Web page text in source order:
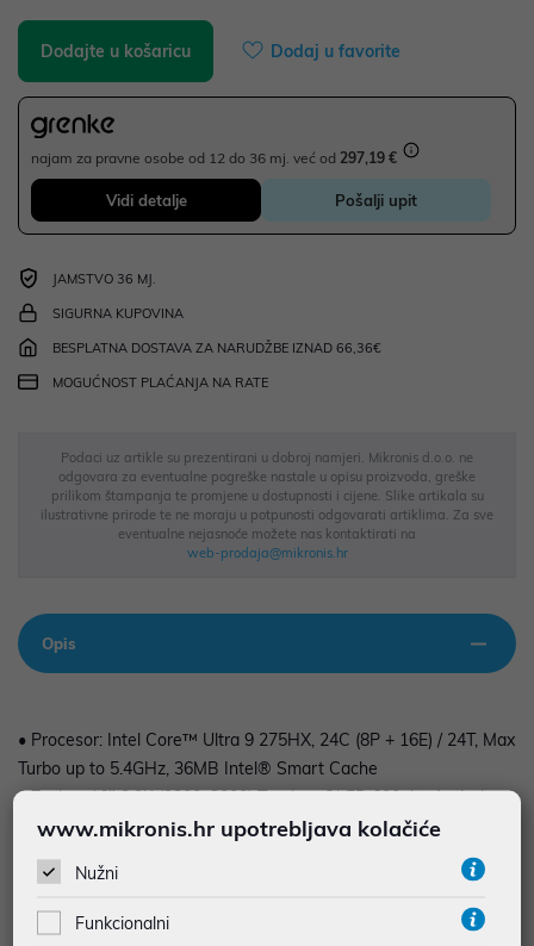
Dodajte u košaricu Dodaj u favorite
najam za pravne osobe od 12 do 36 mj. već od 297,19 €
Vidi detalje Pošalji upit
JAMSTVO 36 MJ.
SIGURNA KUPOVINA
BESPLATNA DOSTAVA ZA NARUDŽBE IZNAD 66,36€
MOGUĆNOST PLAĆANJA NA RATE
Podaci uz artikle su prezentirani u dobroj namjeri. Mikronis d.o.o. ne
odgovara za eventualne pogreške nastale u opisu proizvoda, greške
prilikom štampanja te promjene u dostupnosti i cijene. Slike artikala su
ilustrativne prirode te ne moraju u potpunosti odgovarati artiklima. Za sve
eventualne nejasnoće možete nas kontaktirati na
web-prodaja@mikronis.hr
Opis
• Procesor: Intel Core™ Ultra 9 275HX, 24C (8P + 16E) / 24T, Max
Turbo up to 5.4GHz, 36MB Intel® Smart Cache
• Zaslon: 16" 3.2K (3200x2000) Tandem OLED 600nits Anti-glare
/ Anti-reflection / Anti-smudge, 100% DCI-P3, 40-120Hz,
DisplayHDR™ 600, Dolby Vision®, Eyesafe®, TÜV Low Blue
Light, Touch
• Grafički sustav: NVIDIA® RTX PRO 5000 Blackwell Generation
24GB GDDR7 Laptop GPU
www.mikronis.hr upotrebljava kolačiće
Nužni
Funkcionalni